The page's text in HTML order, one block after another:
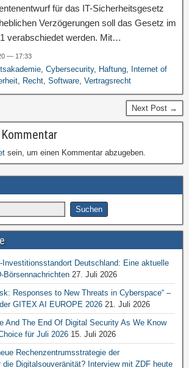
für das IT-Sicherheitsgesetz
Verzögerungen soll das Gesetz im
verabschiedet werden. Mit…
— 17:33
, Cybersecurity, Haftung, Internet of
, Recht, Software, Vertragsrecht
Next Post →
sein, um einen Kommentar abzugeben.
Investitionsstandort Deutschland: Eine aktuelle
Börsennachrichten 27. Juli 2026
Responses to New Threats in Cyberspace“ –
GITEX AI EUROPE 2026 21. Juli 2026
And The End Of Digital Security As We Know
für Juli 2026 15. Juli 2026
Rechenzentrumsstrategie der
die Digitalsouveränität? Interview mit ZDF heute